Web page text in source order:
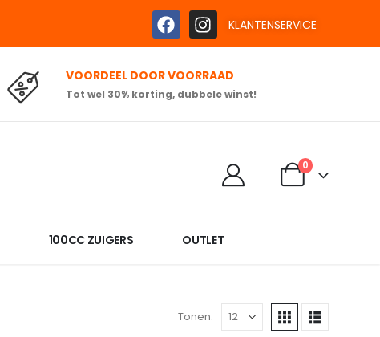
KLANTENSERVICE
VOORDEEL DOOR VOORRAAD
Tot wel 30% korting, dubbele winst!
0
100CC ZUIGERS OUTLET
Tonen: